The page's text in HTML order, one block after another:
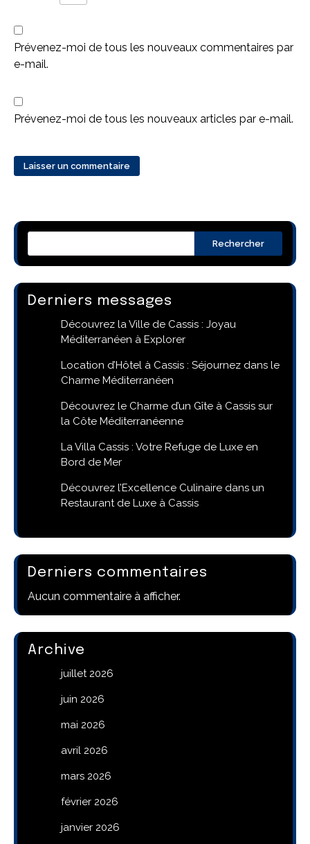
Prévenez-moi de tous les nouveaux commentaires par
e-mail.
Prévenez-moi de tous les nouveaux articles par e-mail.
Rechercher
Derniers messages
Découvrez la Ville de Cassis : Joyau
Méditerranéen à Explorer
Location d’Hôtel à Cassis : Séjournez dans le
Charme Méditerranéen
Découvrez le Charme d’un Gîte à Cassis sur
la Côte Méditerranéenne
La Villa Cassis : Votre Refuge de Luxe en
Bord de Mer
Découvrez l’Excellence Culinaire dans un
Restaurant de Luxe à Cassis
Derniers commentaires
Aucun commentaire à afficher.
Archive
juillet 2026
juin 2026
mai 2026
avril 2026
mars 2026
février 2026
janvier 2026